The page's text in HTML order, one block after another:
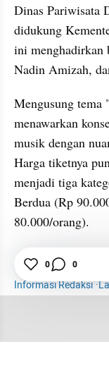
Dinas Pariwisata
didukung
ini menghadirkan
Nadin Amizah,
Mengusung tema
menawarkan
musik dengan
Harga tiketnya
menjadi tiga
Berdua (Rp
80.000/orang).
Travel
Informasi Redaksi·
0 0